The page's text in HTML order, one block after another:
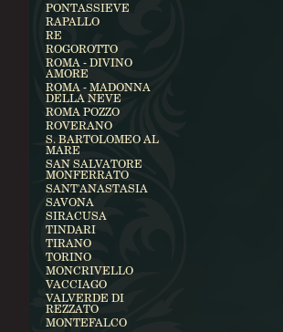
PONTASSIEVE
RAPALLO
RE
ROGOROTTO
ROMA - DIVINO
AMORE
ROMA - MADONNA
DELLA NEVE
ROMA POZZO
ROVERANO
S. BARTOLOMEO AL
MARE
SAN SALVATORE
MONFERRATO
SANT'ANASTASIA
SAVONA
SIRACUSA
TINDARI
TIRANO
TORINO
MONCRIVELLO
VACCIAGO
VALVERDE DI
REZZATO
MONTEFALCO